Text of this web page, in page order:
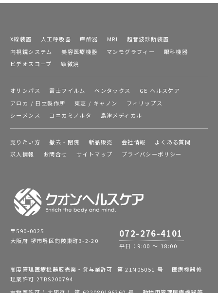
X線装置 人工呼吸器 麻酔器 MRI
超音波診断装置
内視鏡システム
美容医療機器 マンモグラフィー
眼科機器
ビデオスコープ
顕微鏡
オリンパス 富士フイルム ペンタックス
GE ヘルスケア
アロカ / 日立製作所
東芝 / キャノン
フィリップス
シーメンス
コニカミノルタ 島津メディカル
売りたい方 撤去・閉院 新品販売 会社情報
よくある質問
求人情報
お問合せ サイトマップ プライバシーポリシー
〒590-0025
大阪府 堺市堺区向陵東町3-2-20
072-276-4101
平日：9:00 ～ 18:00
高度管理医療機器販売業・貸与業許可 第 21N05051 号 医療機器修
理業許可 27BS200794